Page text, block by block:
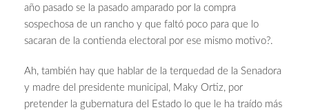
año pasado se la pasado amparado por la compra
sospechosa de un rancho y que faltó poco para que lo
sacaran de la contienda electoral por ese mismo motivo?.
Ah, también hay que hablar de la terquedad de la Senadora
y madre del presidente municipal, Maky Ortiz, por
pretender la gubernatura del Estado lo que le ha traído más